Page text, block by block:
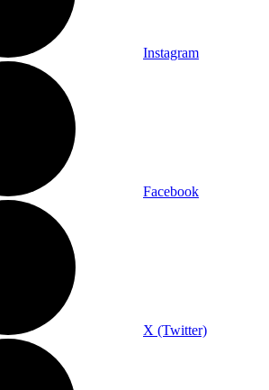
Instagram
Facebook
X (Twitter)